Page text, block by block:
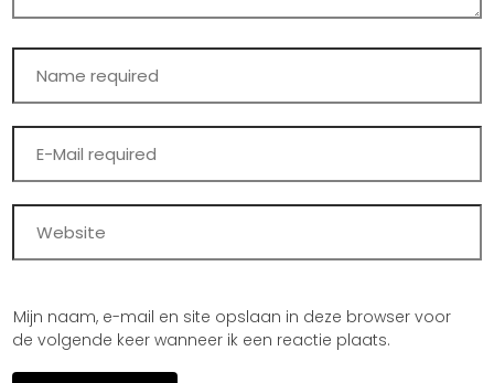
Mijn naam, e-mail en site opslaan in deze browser voor
de volgende keer wanneer ik een reactie plaats.